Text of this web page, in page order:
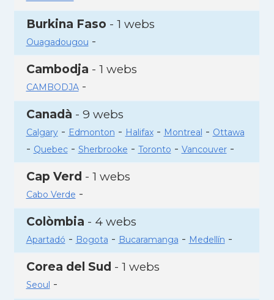
Burkina Faso - 1 webs
Ouagadougou -
Cambodja - 1 webs
CAMBODJA-
Canadà - 9 webs
Calgary- Edmonton - Halifax- Montreal - Ottawa
- Quebec- Sherbrooke - Toronto - Vancouver-
Cap Verd - 1 webs
Cabo Verde -
Colòmbia - 4 webs
Apartadó - Bogota - Bucaramanga - Medellín -
Corea del Sud - 1 webs
Seoul -